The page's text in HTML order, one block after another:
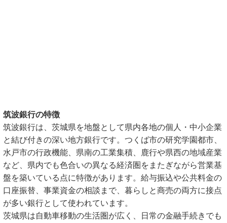
筑波銀行の特徴
筑波銀行は、茨城県を地盤として県内各地の個人・中小企業
と結び付きの深い地方銀行です。つくば市の研究学園都市、
水戸市の行政機能、県南の工業集積、鹿行や県西の地域産業
など、県内でも色合いの異なる経済圏をまたぎながら営業基
盤を築いている点に特徴があります。給与振込や公共料金の
口座振替、事業資金の相談まで、暮らしと商売の両方に接点
が多い銀行として使われています。
茨城県は自動車移動の生活圏が広く、日常の金融手続きでも